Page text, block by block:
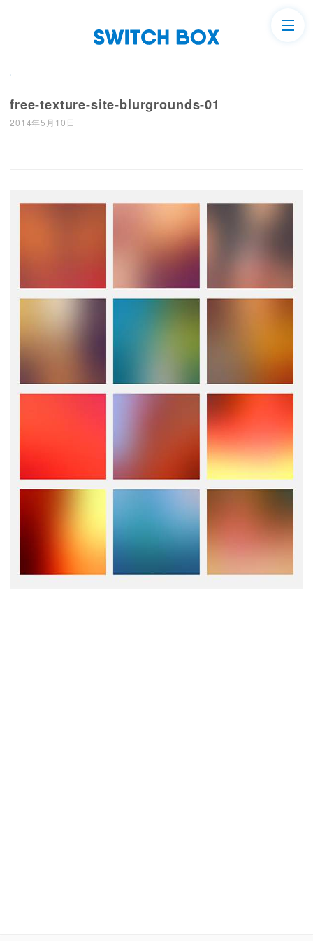
free-texture-site-blurgrounds-01
2014年5月10日